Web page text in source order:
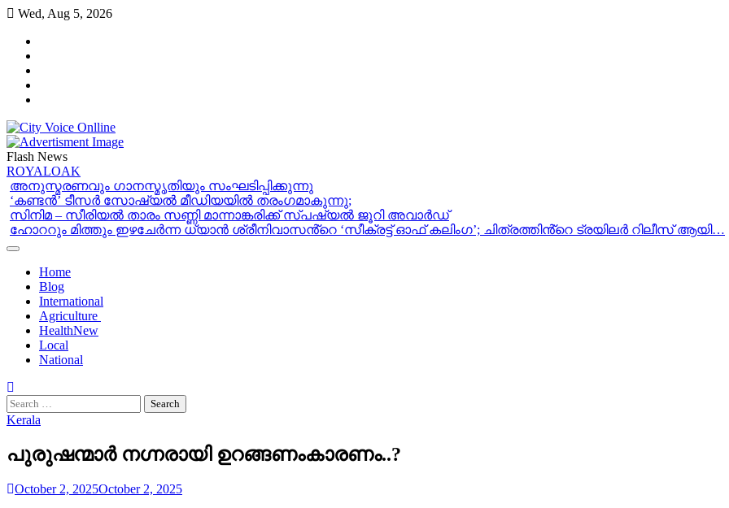
Skip
content
Wed, Aug 5, 2026
Flash News
ROYALOAK
അനുസ്മരണവും ഗാനസ്മൃതിയും സംഘടിപ്പിക്കുന്നു
‘കണ്ടൻ’ ടീസർ സോഷ്യൽ മീഡിയയിൽ തരംഗമാകുന്നു;
സിനിമ – സീരിയൽ താരം സണ്ണി മാന്നാങ്കരിക്ക് സ്പഷ്യൽ ജൂറി അവാർഡ്
ഹോററും മിത്തും ഇഴചേർന്ന ധ്യാൻ ശ്രീനിവാസൻ്റെ ‘സീക്രട്ട് ഓഫ് കലിംഗ’; ചിത്രത്തിൻ്റെ ട്രയിലർ റിലീസ് ആയി…
Home
Blog
International
Agriculture
HealthNew
Local
National
Search
for:
Kerala
പുരുഷന്മാര്‍ നഗ്നരായി ഉറങ്ങണംകാരണം..?
October 2, 2025October 2, 2025